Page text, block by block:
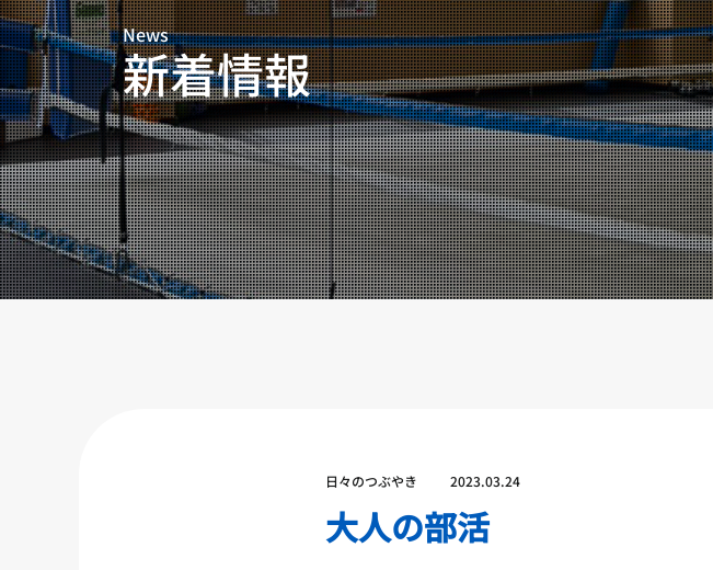
プライベートコース予約
レンタルスタジオ予約
名古屋大橋ボクシングジムについて
大橋弘政プロフィール
スタッフ紹介
料金案内
設備紹介
アクセス
料金システム
選手紹介
よくある質問
News
新着情報
日々のつぶやき 2023.03.24
大人の部活